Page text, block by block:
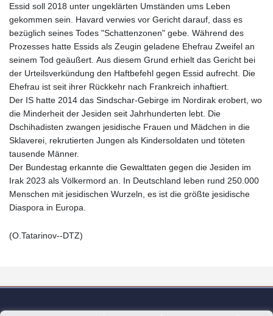
Essid soll 2018 unter ungeklärten Umständen ums Leben
gekommen sein. Havard verwies vor Gericht darauf, dass es
bezüglich seines Todes "Schattenzonen" gebe. Während des
Prozesses hatte Essids als Zeugin geladene Ehefrau Zweifel an
seinem Tod geäußert. Aus diesem Grund erhielt das Gericht bei
der Urteilsverkündung den Haftbefehl gegen Essid aufrecht. Die
Ehefrau ist seit ihrer Rückkehr nach Frankreich inhaftiert.
Der IS hatte 2014 das Sindschar-Gebirge im Nordirak erobert, wo
die Minderheit der Jesiden seit Jahrhunderten lebt. Die
Dschihadisten zwangen jesidische Frauen und Mädchen in die
Sklaverei, rekrutierten Jungen als Kindersoldaten und töteten
tausende Männer.
Der Bundestag erkannte die Gewalttaten gegen die Jesiden im
Irak 2023 als Völkermord an. In Deutschland leben rund 250.000
Menschen mit jesidischen Wurzeln, es ist die größte jesidische
Diaspora in Europa.
(O.Tatarinov--DTZ)